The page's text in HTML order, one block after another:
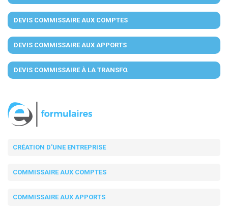
DEVIS COMMISSAIRE AUX COMPTES
DEVIS COMMISSAIRE AUX APPORTS
DEVIS COMMISSAIRE À LA TRANSFO.
CRÉATION D'UNE ENTREPRISE
COMMISSAIRE AUX COMPTES
COMMISSAIRE AUX APPORTS